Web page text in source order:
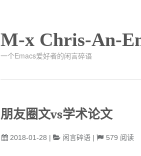
M-x Chris-An-
一个Emacs爱好者的闲言碎语
朋友圈文vs学术论文
2018-01-28 | 闲言碎语 | 579 阅读